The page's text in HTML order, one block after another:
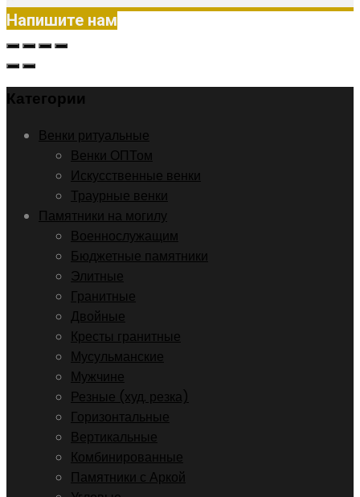
Напишите нам
Категории
Венки ритуальные
Венки ОПТом
Искусственные венки
Траурные венки
Памятники на могилу
Военнослужащим
Бюджетные памятники
Элитные
Гранитные
Двойные
Кресты гранитные
Мусульманские
Мужчине
Резные (худ. резка)
Горизонтальные
Вертикальные
Комбинированные
Памятники с Аркой